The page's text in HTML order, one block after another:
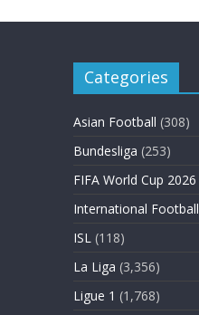
Categories
Asian Football (308)
Bundesliga (253)
FIFA World Cup 2026
International Football
ISL (118)
La Liga (3,356)
Ligue 1 (1,768)